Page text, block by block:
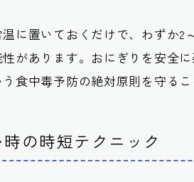
に置いておくだけで、わずか2
があります。おにぎりを安全
食中毒予防の絶対原則を守るこ
の時短テクニック